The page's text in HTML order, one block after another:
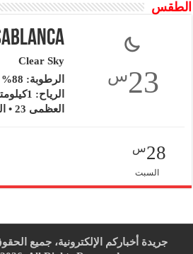
الطقس
23س
Clear Sky
الرطوبة: 88%
الرياح: 1كيلومتر/ساعة ق.ش.ق‎
العظمى 23 • الصغرى 23
28س
السبت
جريدة أخباركم الإلكترونية، جميع